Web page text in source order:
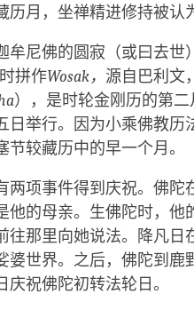
月，坐禅精进修持被认
牟尼佛的圆寂（或曰去世
拼作Wosak， 源自巴利文
），是时轮金刚历的第
日举行。因为小乘佛教历
较藏历中的早一个月。
两项事件得到庆祝。佛陀
他的母亲。生佛陀时，他
那里向她说法。降凡日
婆世界。之后，佛陀到鹿
祝佛陀初转法轮日。